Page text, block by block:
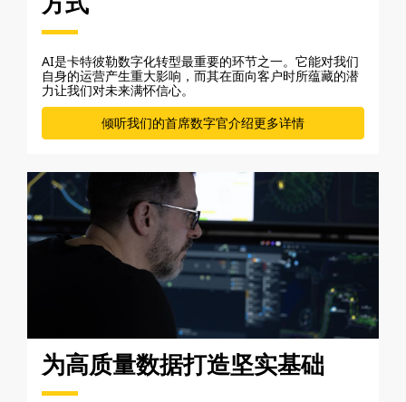
AI是卡特彼勒数字化转型最重要的环节之一。它能对我们
自身的运营产生重大影响，而其在面向客户时所蕴藏的潜
力让我们对未来满怀信心。
倾听我们的首席数字官介绍更多详情
为高质量数据打造坚实基础